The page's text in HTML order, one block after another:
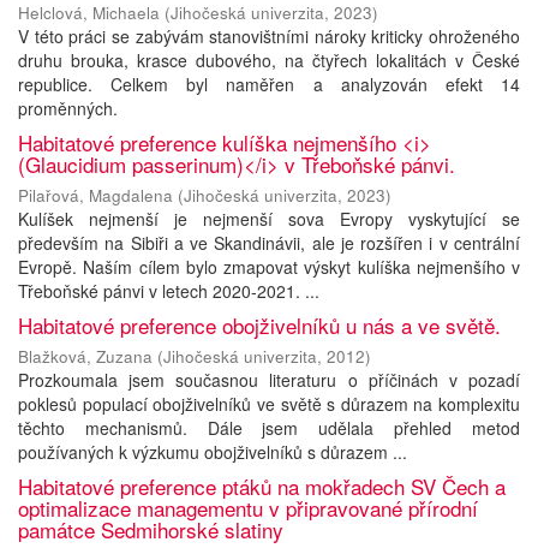
Helclová, Michaela (Jihočeská univerzita, 2023)
V této práci se zabývám stanovištními nároky kriticky ohroženého
druhu brouka, krasce dubového, na čtyřech lokalitách v České
republice. Celkem byl naměřen a analyzován efekt 14
proměnných.
Habitatové preference kulíška nejmenšího <i>
(Glaucidium passerinum)</i> v Třeboňské pánvi.
Pilařová, Magdalena (Jihočeská univerzita, 2023)
Kulíšek nejmenší je nejmenší sova Evropy vyskytující se
především na Sibiři a ve Skandinávii, ale je rozšířen i v centrální
Evropě. Naším cílem bylo zmapovat výskyt kulíška nejmenšího v
Třeboňské pánvi v letech 2020-2021. ...
Habitatové preference obojživelníků u nás a ve světě.
Blažková, Zuzana (Jihočeská univerzita, 2012)
Prozkoumala jsem současnou literaturu o příčinách v pozadí
poklesů populací obojživelníků ve světě s důrazem na komplexitu
těchto mechanismů. Dále jsem udělala přehled metod
používaných k výzkumu obojživelníků s důrazem ...
Habitatové preference ptáků na mokřadech SV Čech a
optimalizace managementu v připravované přírodní
památce Sedmihorské slatiny